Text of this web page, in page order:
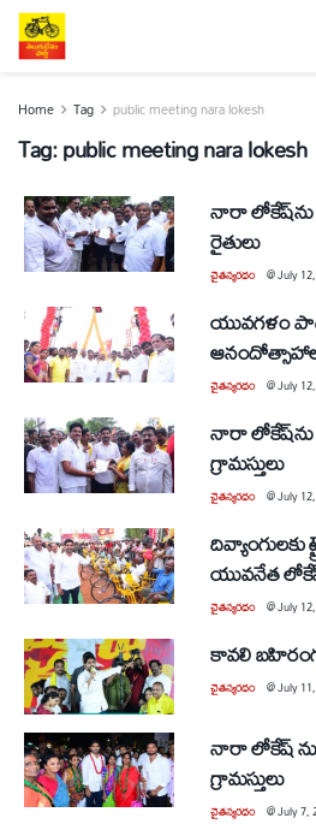
Home Tag public meeting nara lokesh
Tag:public meeting nara lokesh
నారా లోకేష్‌ను
రైతులు
చైతన్యరధం @July
యువగళం
చైతన్యరధం @July
నారా లోకేష్‌ను
గ్రామస్తులు
చైతన్యరధం @July
దివ్యాంగులకు
యువనేత
చైతన్యరధం @July
కావలి
చైతన్యరధం @July
నారా లోకేష్
గ్రామస్తులు
చైతన్యరధం @July 7,